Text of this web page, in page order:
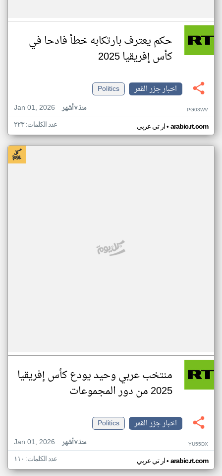
حكم يعترف بارتكابه خطأ فادحا في
كأس إفريقيا 2025
اخبار جزر القمر
Politics
Jan 01, 2026
منذ ٧ أشهر PG03WV
ار تي عربي• arabic.rt.com عدد الكلمات: ٢٢٣
منتخب عربي وحيد يودع كأس إفريقيا
2025 من دور المجموعات
اخبار جزر القمر
Politics
Jan 01, 2026
منذ ٧ أشهر YU55DX
ار تي عربي• arabic.rt.com عدد الكلمات: ١١٠